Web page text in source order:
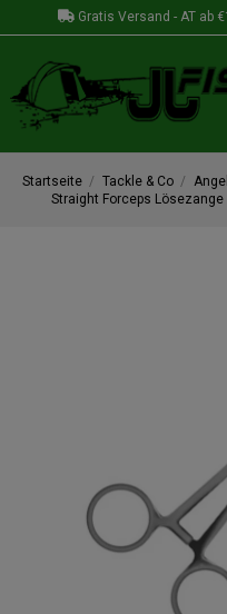
Gratis Versand - AT ab
Startseite Tackle & Co
Straight Forceps